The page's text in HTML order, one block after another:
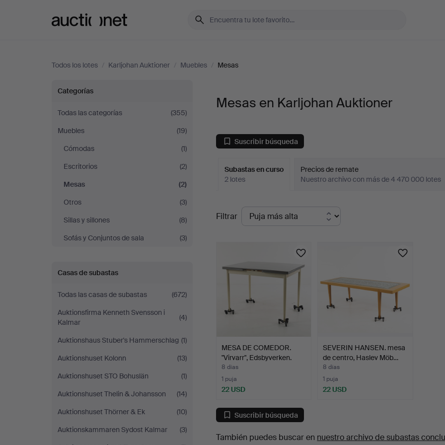
Todos los lotes / Karljohan Auktioner / Muebles / Mesas
Mesas
en
Karljohan
Auktioner
Categorías
Todas las categorías
(355)
Muebles
(19)
Cómodas
(1)
Escritorios
(2)
Mesas
(2)
Otros
(3)
Sillas y sillones
(8)
Sofás y Conjuntos de sala
(3)
Casas de subastas
Todas las casas de subastas
(672)
Auktionsfirma Kenneth Svensson i
Kalmar
(4)
Auktionshaus Stuber's Hammerschlag (1)
Auktionshuset Kolonn
(13)
Auktionshuset STO Bohuslän
(1)
Auktionshuset Thelin & Johansson
(14)
Auktionshuset Thörner & Ek
(10)
Auktionskammaren Sydost Kalmar
(3)
Mesas en Karljohan Auktioner
Suscribir búsqueda
Subastas en curso
2 lotes
Precios de remate
Nuestro archivo con más de 4 470 000 lotes
Subastas
en
Filtrar
MESA DE COMEDOR.
"Virvarr", Edsbyverken.
8 días
1 puja
22 USD
SEVERIN HANSEN. mesa
de centro, Haslev Möb…
8 días
1 puja
22 USD
Suscribir búsqueda
También puedes buscar en nuestro archivo de subastas